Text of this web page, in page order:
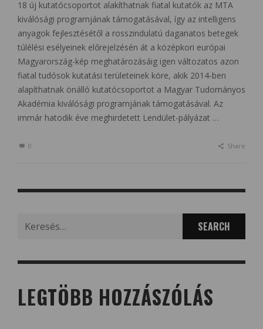
18 új kutatócsoportot alakíthatnak fiatal kutatók az MTA
kiválósági programjának támogatásával, így az intelligens
anyagok fejlesztésétől a rosszindulatú daganatos betegek
túlélési esélyeinek előrejelzésén át a középkori európai
Magyarország-kép meghatározásáig igen változatos azon
fiatal tudósok kutatási területeinek köre, akik 2014-ben
alapíthatnak önálló kutatócsoportot a Magyar Tudományos
Akadémia kiválósági programjának támogatásával. Az
immár hatodik éve meghirdetett Lendület-pályázat …
0 Share
LEGTÖBB HOZZÁSZÓLÁS